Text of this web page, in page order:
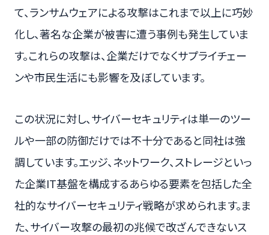
て、ランサムウェアによる攻撃はこれまで以上に巧妙
化し、著名な企業が被害に遭う事例も発生していま
す。これらの攻撃は、企業だけでなくサプライチェー
ンや市民生活にも影響を及ぼしています。
この状況に対し、サイバーセキュリティは単一のツー
ルや一部の防御だけでは不十分であると同社は強
調しています。エッジ、ネットワーク、ストレージといっ
た企業IT基盤を構成するあらゆる要素を包括した全
社的なサイバーセキュリティ戦略が求められます。ま
た、サイバー攻撃の最初の兆候で改ざんできないス